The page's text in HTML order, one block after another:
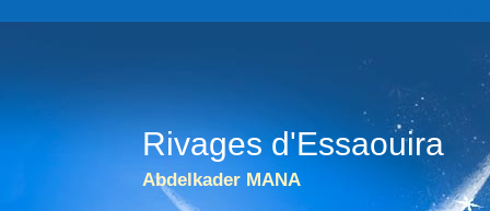
Rivages d'Essaouira
Abdelkader MANA